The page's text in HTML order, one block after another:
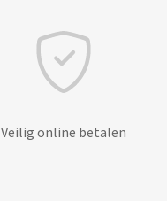
Veilig online betalen